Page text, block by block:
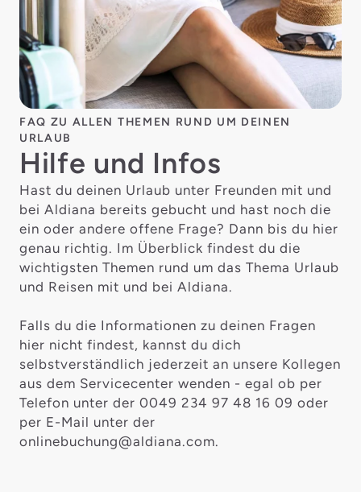
FAQ ZU ALLEN THEMEN RUND UM DEINEN
URLAUB
Hilfe und Infos
Hast du deinen Urlaub unter Freunden mit und
bei Aldiana bereits gebucht und hast noch die
ein oder andere offene Frage? Dann bis du hier
genau richtig. Im Überblick findest du die
wichtigsten Themen rund um das Thema Urlaub
und Reisen mit und bei Aldiana.
Falls du die Informationen zu deinen Fragen
hier nicht findest, kannst du dich
selbstverständlich jederzeit an unsere Kollegen
aus dem Servicecenter wenden - egal ob per
Telefon unter der 0049 234 97 48 16 09 oder
per E-Mail unter der
onlinebuchung@aldiana.com.